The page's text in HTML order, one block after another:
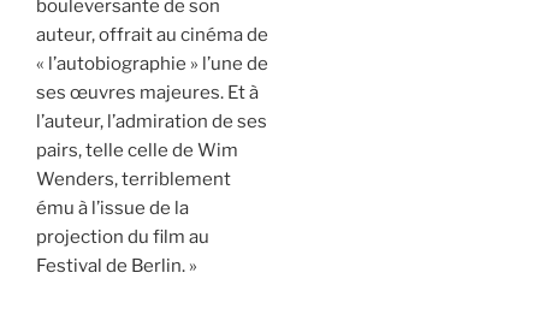
bouleversante de son
auteur, offrait au cinéma de
« l’autobiographie » l’une de
ses œuvres majeures. Et à
l’auteur, l’admiration de ses
pairs, telle celle de Wim
Wenders, terriblement
ému à l’issue de la
projection du film au
Festival de Berlin. »